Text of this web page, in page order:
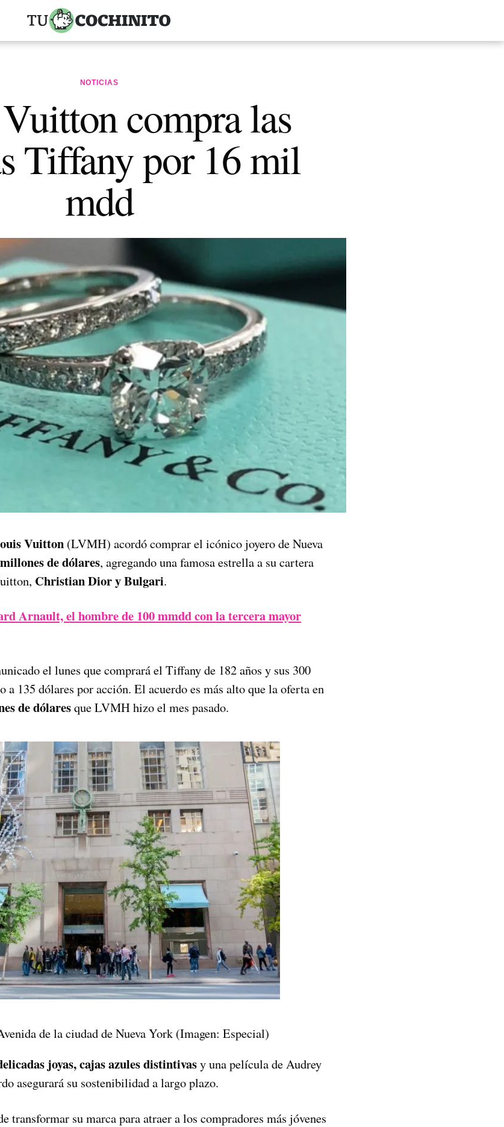
NOTICIAS
compra las
Tiffany por 16 mil
mdd
Vuitton (LVMH) acordó comprar el icónico joyero de Nueva
de dólares, agregando una famosa estrella a su cartera
Christian Dior y Bulgari.
Arnault, el hombre de 100 mmdd con la tercera mayor
el lunes que comprará el Tiffany de 182 años y sus 300
a 135 dólares por acción. El acuerdo es más alto que la oferta en
de dólaresque LVMH hizo el mes pasado.
de la ciudad de Nueva York (Imagen: Especial)
joyas, cajas azules distintivasy una película de Audrey
asegurará su sostenibilidad a largo plazo.
transformar su marca para atraer a los compradores más jóvenes